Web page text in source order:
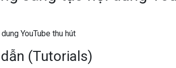
(Tutorials)